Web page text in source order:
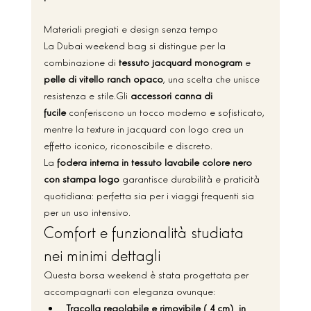
Materiali pregiati e design senza tempo
La Dubai weekend bag si distingue per la
combinazione di tessuto jacquard monogram e
pelle di vitello ranch opaco, una scelta che unisce
resistenza e stile.Gli accessori canna di
fucile conferiscono un tocco moderno e sofisticato,
mentre la texture in jacquard con logo crea un
effetto iconico, riconoscibile e discreto.
La fodera interna in tessuto lavabile colore nero
con stampa logo garantisce durabilità e praticità
quotidiana: perfetta sia per i viaggi frequenti sia
per un uso intensivo.
Comfort e funzionalità studiata
nei minimi dettagli
Questa borsa weekend è stata progettata per
accompagnarti con eleganza ovunque:
Tracolla regolabile e rimovibile (4 cm) in